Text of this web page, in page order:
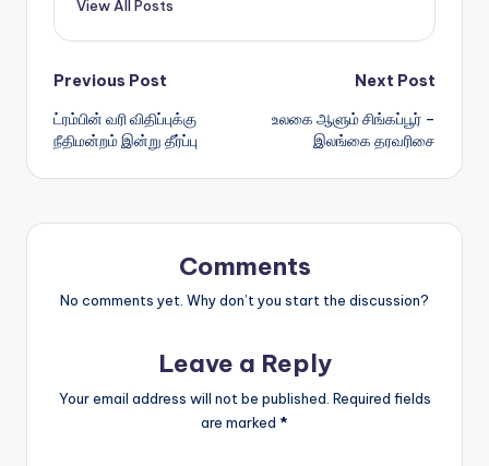
View All Posts
Post
navigation
Previous Post
ட்ரம்பின் வரி விதிப்புக்கு
நீதிமன்றம் இன்று தீர்ப்பு
Next Post
உலகை ஆளும் சிங்கப்பூர் –
இலங்கை தரவரிசை
Comments
No comments yet. Why don’t you start the discussion?
Leave a Reply
Your email address will not be published. Required fields
are marked *